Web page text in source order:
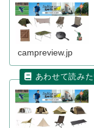
campreview.jp